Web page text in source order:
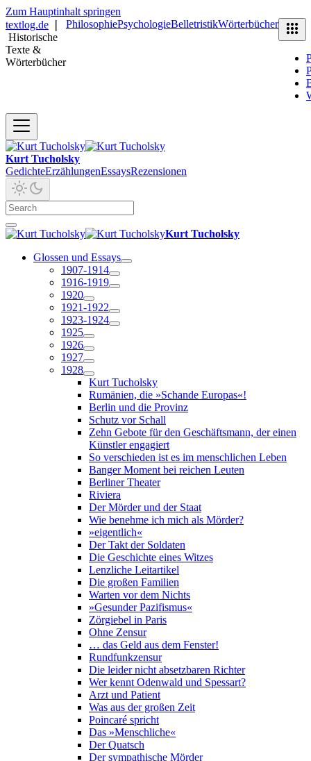
Zum Hauptinhalt springen
textlog.de
Historische
Texte &
Wörterbücher
PhilosophiePsychologieBelletristikWörterbücher
Kurt Tucholsky
GedichteErzählungenEssaysRezensionen
Kurt Tucholsky
Glossen und Essays
1907-1914
1916-1919
1920
1921-1922
1923-1924
1925
1926
1927
1928
Kurt Tucholsky
Rumänien, die »Schande Europas«!
Berlin und die Provinz
Schutz vor Schall
Zehn Gebote für den Geschäftsmann, der einen
Künstler engagiert
So verschieden ist es im menschlichen Leben
Banger Moment bei reichen Leuten
Berliner Theater
Riviera
Der Mörder und der Staat
Wie benehme ich mich als Mörder?
»eigentlich«
Der Takt der Soldaten
Die Geschichte eines Witzes
Lenzliche Leitartikel
Die großen Familien
Warten vor dem Nichts
»Gesunder Pazifismus«
Zörgiebel in Paris
Ohne Zensur
… das Geld aus dem Fenster!
Rundfunkzensur
Die leider nicht absetzbaren Richter
Wer kennt Odenwald und Spessart?
Arzt und Patient
Was aus der großen Zeit
Poincaré spricht
Das »Menschliche«
Der Quatsch
Der sympathische Mörder